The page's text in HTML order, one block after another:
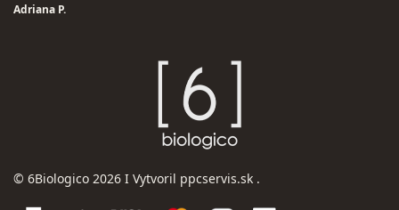
Adriana P.
© 6Biologico 2026 I Vytvoril ppcservis.sk .